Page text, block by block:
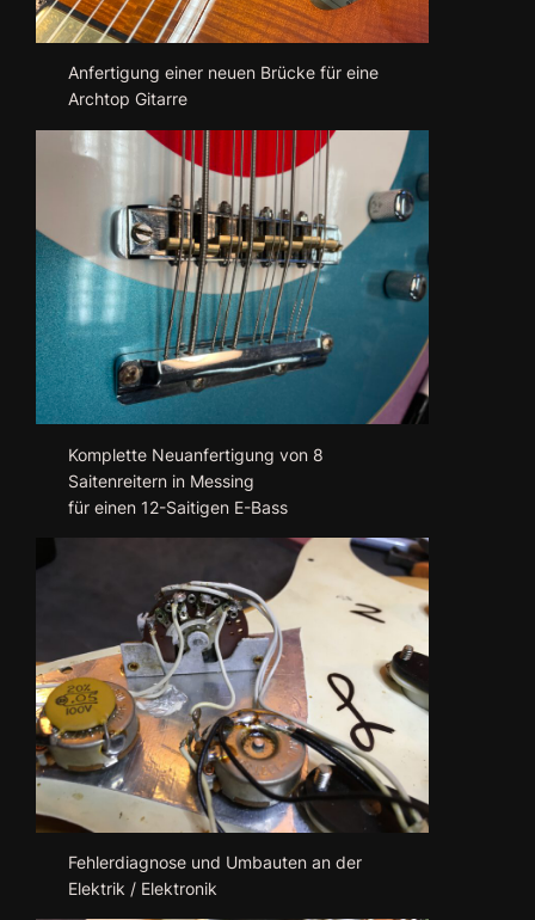
Anfertigung einer neuen Brücke für eine
Archtop Gitarre
Komplette Neuanfertigung von 8
Saitenreitern in Messing
für einen 12-Saitigen E-Bass
Fehlerdiagnose und Umbauten an der
Elektrik / Elektronik